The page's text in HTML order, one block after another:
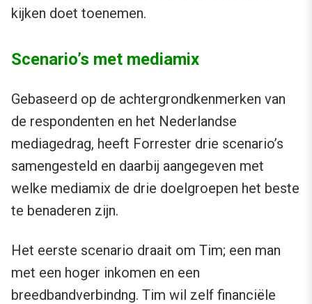
kijken doet toenemen.
Scenario’s met mediamix
Gebaseerd op de achtergrondkenmerken van
de respondenten en het Nederlandse
mediagedrag, heeft Forrester drie scenario’s
samengesteld en daarbij aangegeven met
welke mediamix de drie doelgroepen het beste
te benaderen zijn.
Het eerste scenario draait om Tim; een man
met een hoger inkomen en een
breedbandverbindng. Tim wil zelf financiële